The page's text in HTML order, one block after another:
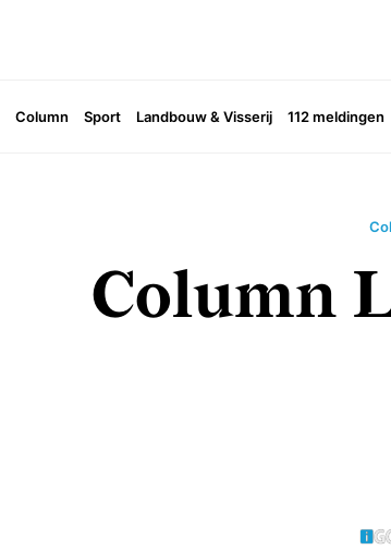
Column Sport Landbouw & Visserij 112 meldingen
Column